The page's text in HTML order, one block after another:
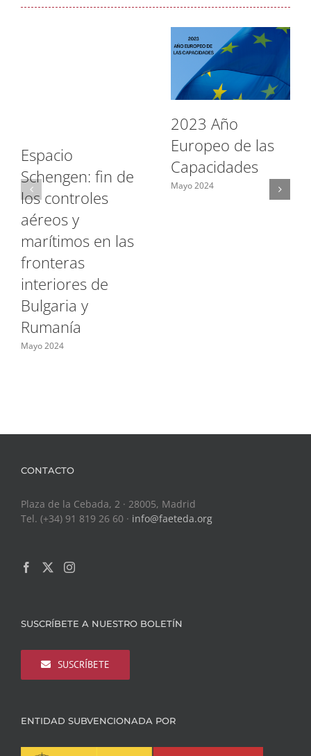
Espacio
Schengen: fin de
los controles
aéreos y
marítimos en las
fronteras
interiores de
Bulgaria y
Rumanía
Mayo 2024
2023 Año
Europeo de las
Capacidades
Mayo 2024
CONTACTO
Plaza de la Cebada, 2 · 28005, Madrid
Tel. (+34) 91 819 26 60 · info@faeteda.org
SUSCRÍBETE A NUESTRO BOLETÍN
SUSCRÍBETE
ENTIDAD SUBVENCIONADA POR